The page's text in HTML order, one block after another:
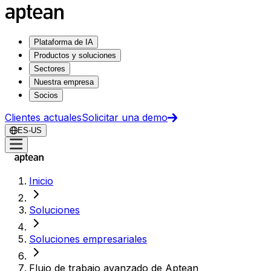
Plataforma de IA
Productos y soluciones
Sectores
Nuestra empresa
Socios
Clientes actualesSolicitar una demo
ES-US
Inicio
Soluciones
Soluciones empresariales
Flujo de trabajo avanzado de Aptean